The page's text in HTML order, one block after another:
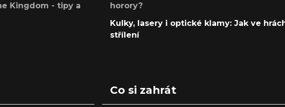
Kingdom - tipy a
horory?
Kulky, lasery i optické klamy: Jak ve
střílení
Co si zahrát